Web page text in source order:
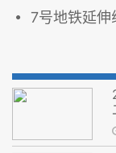
7号地铁延伸